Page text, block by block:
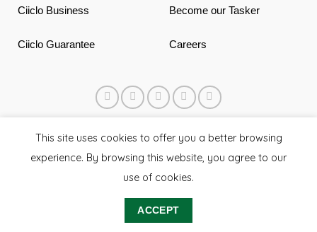
Ciiclo Business
Ciiclo Guarantee
Become our Tasker
Careers
© 2018 - 2026 Ciiclo. Made in Canada & Vietnam
This site uses cookies to offer you a better browsing
experience. By browsing this website, you agree to our
use of cookies.
ACCEPT